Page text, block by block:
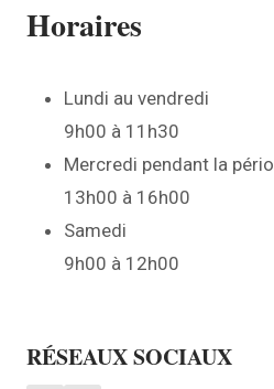
Horaires
Lundi au vendredi
9h00 à 11h30
Mercredi pendant la
13h00 à 16h00
Samedi
9h00 à 12h00
RÉSEAUX SOCIAUX